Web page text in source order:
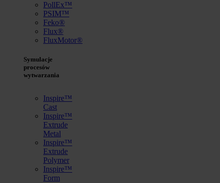
PollEx™
PSIM™
Feko®
Flux®
FluxMotor®
Symulacje
procesów
wytwarzania
Inspire™
Cast
Inspire™
Extrude
Metal
Inspire™
Extrude
Polymer
Inspire™
Form